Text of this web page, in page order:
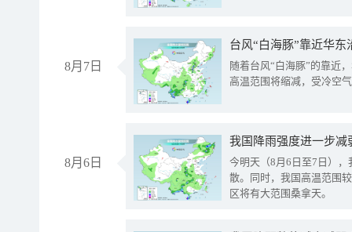
8月7日
台风“白海豚”靠近华
随着台风“白海豚”的靠近
高温范围将缩减，受冷空
8月6日
今明天（8月6日至7日）
散。同时，我国高温范围
区将有大范围桑拿天。